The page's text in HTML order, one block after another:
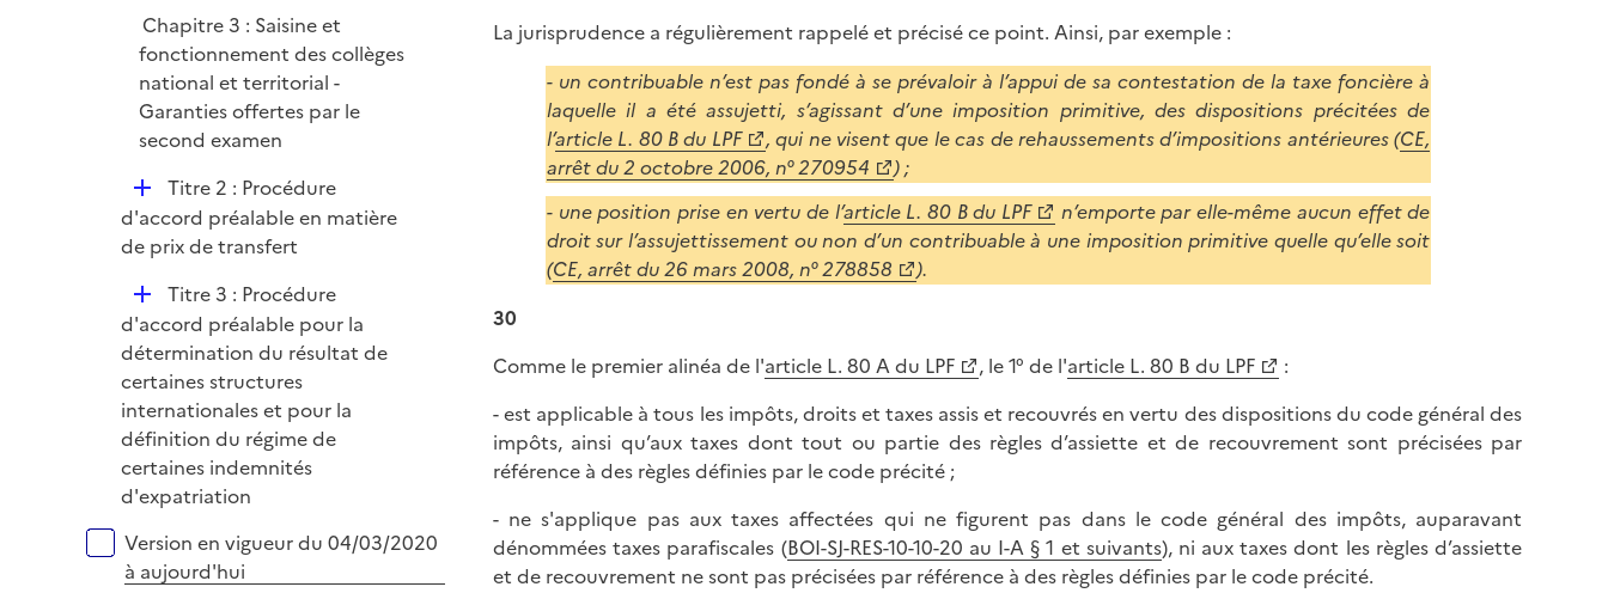
Chapitre 3 : Saisine et
fonctionnement des collèges
national et territorial -
Garanties offertes par le
second examen
D
é
p
e
r
Titre 2 : Procédure
d'accord préalable en matière
de prix de transfert
D
é
p
l
i
e
r
Titre 3 : Procédure
d'accord préalable pour la
détermination du résultat de
certaines structures
internationales et pour la
définition du régime de
certaines indemnités
d'expatriation
Versions sur la période
Version en vigueur du 04/03/2020
à aujourd'hui
La jurisprudence a régulièrement rappelé et précisé ce point. Ainsi, par exemple :
- un contribuable n’est pas fondé à se prévaloir à l’appui de sa contestation de la taxe foncière à
laquelle il a été assujetti, s’agissant d’une imposition primitive, des dispositions précitées de
l’article L. 80 B du LPF , qui ne visent que le cas de rehaussements d’impositions antérieures (CE,
arrêt du 2 octobre 2006, n° 270954
) ;
- une position prise en vertu de l’article L. 80 B du LPF
n’emporte par elle-même aucun effet de
droit sur l’assujettissement ou non d’un contribuable à une imposition primitive quelle qu’elle soit
(CE, arrêt du 26 mars 2008, n° 278858
).
30
Comme le premier alinéa de l'article L. 80 A du LPF , le 1° de l'article L. 80 B du LPF
:
- est applicable à tous les impôts, droits et taxes assis et recouvrés en vertu des dispositions du code général des
impôts, ainsi qu’aux taxes dont tout ou partie des règles d’assiette et de recouvrement sont précisées par
référence à des règles définies par le code précité ;
- ne s'applique pas aux taxes affectées qui ne figurent pas dans le code général des impôts, auparavant
dénommées taxes parafiscales (BOI-SJ-RES-10-10-20 au I-A § 1 et suivants), ni aux taxes dont les règles d’assiette
et de recouvrement ne sont pas précisées par référence à des règles définies par le code précité.